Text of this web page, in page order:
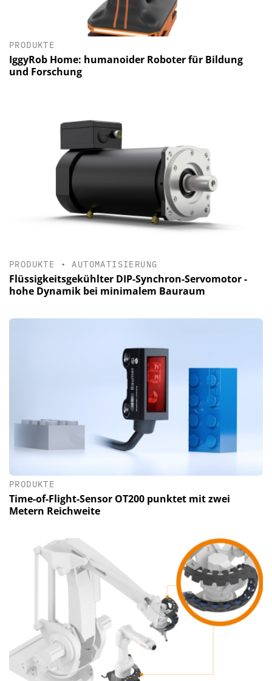
PRODUKTE
IggyRob Home: humanoider Roboter für Bildung
und Forschung
PRODUKTE •AUTOMATISIERUNG
Flüssigkeitsgekühlter DIP-Synchron-Servomotor -
hohe Dynamik bei minimalem Bauraum
PRODUKTE
Time-of-Flight-Sensor OT200 punktet mit zwei
Metern Reichweite